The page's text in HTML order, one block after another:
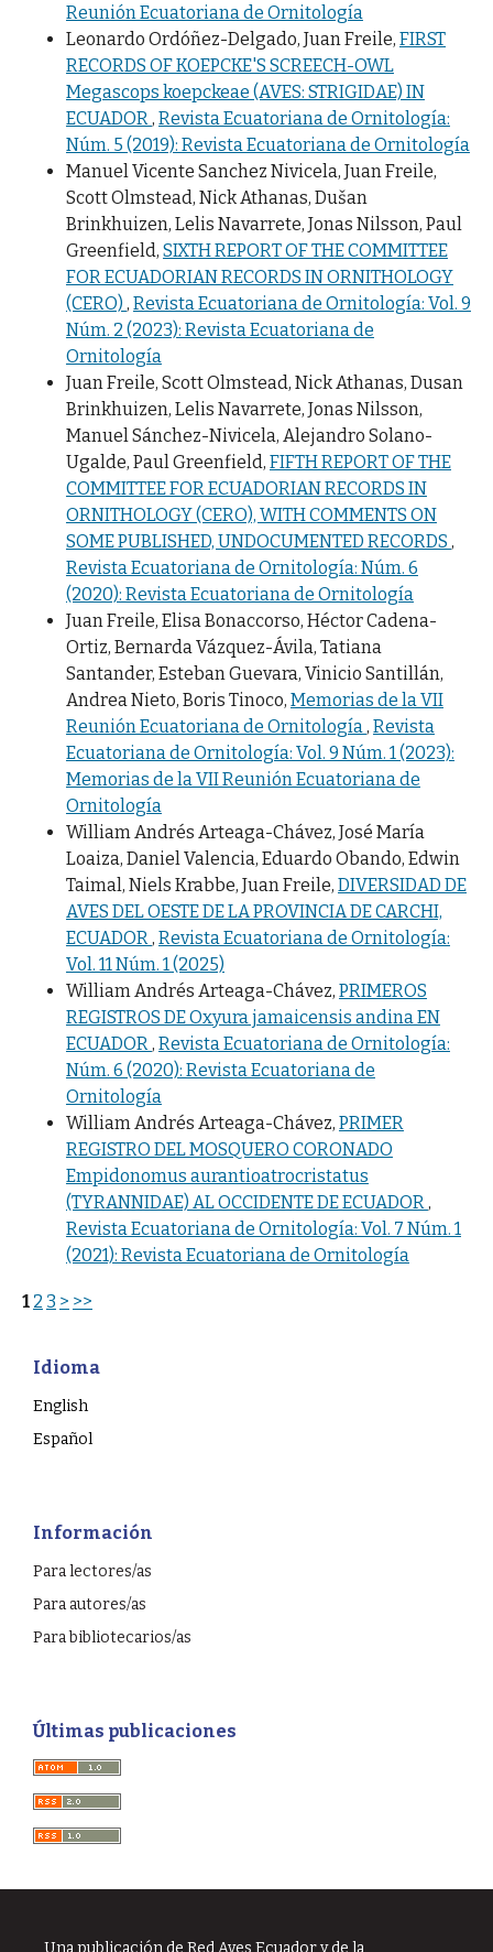
Reunión Ecuatoriana de Ornitología
Leonardo Ordóñez-Delgado, Juan Freile, FIRST
RECORDS OF KOEPCKE'S SCREECH-OWL
Megascops koepckeae (AVES: STRIGIDAE) IN
ECUADOR, Revista Ecuatoriana de Ornitología:
Núm. 5 (2019): Revista Ecuatoriana de Ornitología
Manuel Vicente Sanchez Nivicela, Juan Freile,
Scott Olmstead, Nick Athanas, Dušan
Brinkhuizen, Lelis Navarrete, Jonas Nilsson, Paul
Greenfield, SIXTH REPORT OF THE COMMITTEE
FOR ECUADORIAN RECORDS IN ORNITHOLOGY
(CERO) , Revista Ecuatoriana de Ornitología: Vol. 9
Núm. 2 (2023): Revista Ecuatoriana de
Ornitología
Juan Freile, Scott Olmstead, Nick Athanas, Dusan
Brinkhuizen, Lelis Navarrete, Jonas Nilsson,
Manuel Sánchez-Nivicela, Alejandro Solano-
Ugalde, Paul Greenfield, FIFTH REPORT OF THE
COMMITTEE FOR ECUADORIAN RECORDS IN
ORNITHOLOGY (CERO), WITH COMMENTS ON
SOME PUBLISHED, UNDOCUMENTED RECORDS ,
Revista Ecuatoriana de Ornitología: Núm. 6
(2020): Revista Ecuatoriana de Ornitología
Juan Freile, Elisa Bonaccorso, Héctor Cadena-
Ortiz, Bernarda Vázquez-Ávila, Tatiana
Santander, Esteban Guevara, Vinicio Santillán,
Andrea Nieto, Boris Tinoco, Memorias de la VII
Reunión Ecuatoriana de Ornitología, Revista
Ecuatoriana de Ornitología: Vol. 9 Núm. 1 (2023):
Memorias de la VII Reunión Ecuatoriana de
Ornitología
William Andrés Arteaga-Chávez, José María
Loaiza, Daniel Valencia, Eduardo Obando, Edwin
Taimal, Niels Krabbe, Juan Freile, DIVERSIDAD DE
AVES DEL OESTE DE LA PROVINCIA DE CARCHI,
ECUADOR, Revista Ecuatoriana de Ornitología:
Vol. 11 Núm. 1 (2025)
William Andrés Arteaga-Chávez, PRIMEROS
REGISTROS DE Oxyura jamaicensis andina EN
ECUADOR, Revista Ecuatoriana de Ornitología:
Núm. 6 (2020): Revista Ecuatoriana de
Ornitología
William Andrés Arteaga-Chávez, PRIMER
REGISTRO DEL MOSQUERO CORONADO
Empidonomus aurantioatrocristatus
(TYRANNIDAE) AL OCCIDENTE DE ECUADOR,
Revista Ecuatoriana de Ornitología: Vol. 7 Núm. 1
(2021): Revista Ecuatoriana de Ornitología
1 2 3 > >>
Idioma
English
Español
Información
Para lectores/as
Para autores/as
Para bibliotecarios/as
Últimas publicaciones
Una publicación de Red Aves Ecuador y de la